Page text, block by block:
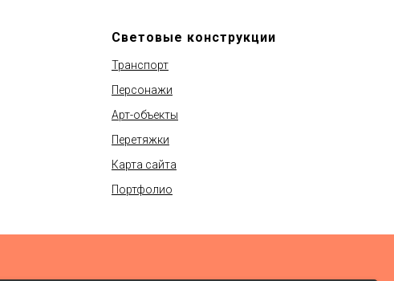
Световые конструкции
Транспорт
Персонажи
Арт-объекты
Перетяжки
Карта сайта
Портфолио